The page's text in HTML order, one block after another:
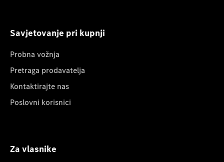
Savjetovanje pri kupnji
Probna vožnja
Pretraga prodavatelja
Kontaktirajte nas
Poslovni korisnici
Za vlasnike